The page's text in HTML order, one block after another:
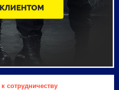
сотрудничеству